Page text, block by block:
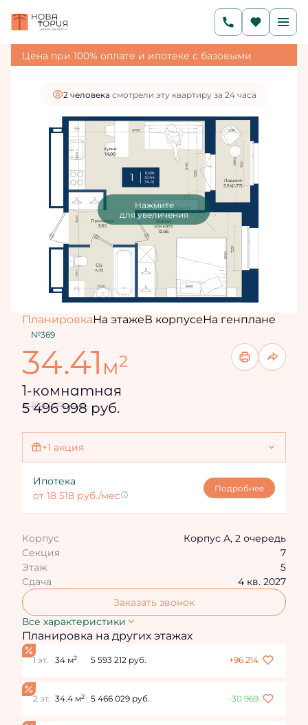
1-комнатная 6 107 775 руб.
5 496 998 руб.
Ипотекаот 18 518 руб./мес.
Цена при 100% оплате и ипотеке с базовыми
условиями
2 человекa смотрели эту квартиру за 24 часа
Нажмите
для увеличения
ПланировкаНа этажеВ корпусеНа генплане
№369
34.41 м2
1-комнатная
6 107 775 руб.
5 496 998 руб.
+1 акция
Ипотека
от 18 518 руб./мес
Подробнее
Корпус
Корпус А, 2 очередь
Секция
7
Этаж
5
Сдача
4 кв. 2027
Заказать звонок
Все характеристики
Планировка на других этажах
1 эт. 34 м2 5 593 212 руб. +96 214
2 эт. 34.4 м2 5 466 029 руб. -30 969